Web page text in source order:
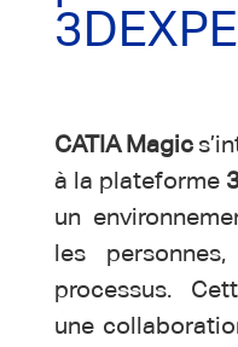
CATIA Magic
à la plateforme
un
les
processus.
une